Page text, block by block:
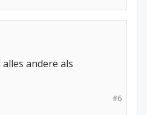
andere als
#6